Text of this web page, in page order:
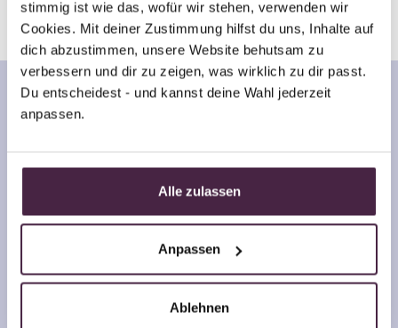
stimmig ist wie das, wofür wir stehen, verwenden wir
Cookies. Mit deiner Zustimmung hilfst du uns, Inhalte auf
dich abzustimmen, unsere Website behutsam zu
verbessern und dir zu zeigen, was wirklich zu dir passt.
Du entscheidest - und kannst deine Wahl jederzeit
anpassen.
Alle zulassen
Anpassen
Ablehnen
Claudia Liebscher